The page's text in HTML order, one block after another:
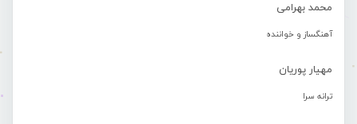
محمد بهرامی
آهنگساز و خواننده
مهیار پوریان
ترانه سرا